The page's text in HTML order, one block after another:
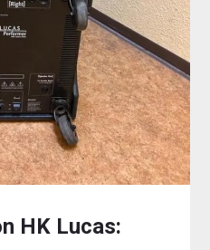
HK Lucas: